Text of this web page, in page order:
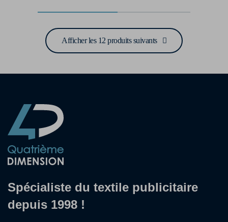
Afficher les 12 produits suivants
Spécialiste du textile publicitaire
depuis 1998 !